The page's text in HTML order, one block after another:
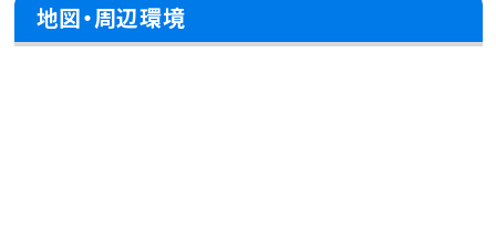
地図・周辺環境